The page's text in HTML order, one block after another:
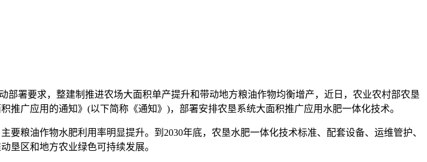
署要求，整建制推进农场大面积单产提升和带动地方粮油作物均衡增产，近日，农业农村部农垦
广应用的通知》(以下简称《通知》)，部署安排农垦系统大面积推广应用水肥一体化技术。
粮油作物水肥利用率明显提升。到2030年底，农垦水肥一体化技术标准、配套设备、运维管护、
垦区和地方农业绿色可持续发展。